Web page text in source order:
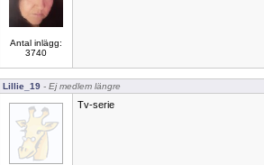
Antal inlägg:
3740
Lillie_19 - Ej medlem längre
Tv-serie